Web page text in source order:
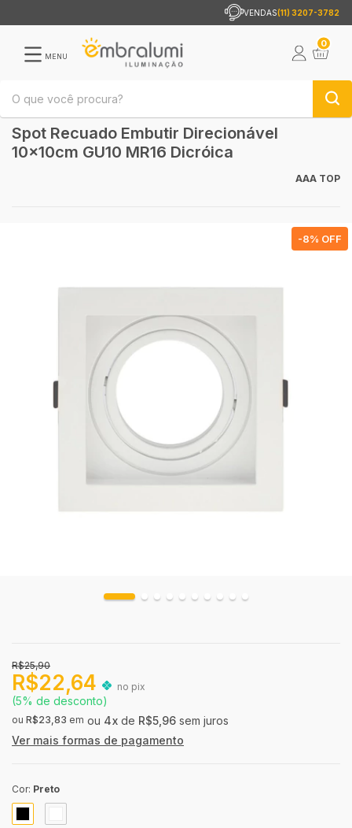
VENDAS(11) 3207-3782
MENU
0
Spot Recuado Embutir Direcionável
10x10cm GU10 MR16 Dicróica
AAA TOP
-8% OFF
R$25,90
R$22,64 no pix
(5% de desconto)
ou R$23,83 em 4x de R$5,96 sem juros
Ver mais formas de pagamento
Cor: Preto